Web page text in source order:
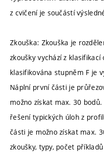
z cvičení je součástí
Zkouška: Zkouška je
zkoušky vychází z
klasifikována stupněm F je
Náplní první části je
možno získat max. 30
řešení typických úloh z
části je možno získat max.
zkoušky, typy, počet